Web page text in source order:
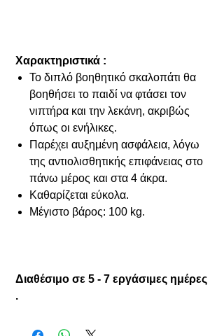
Χαρακτηριστικά :
Το διπλό βοηθητικό σκαλοπάτι θα
βοηθήσει το παιδί να φτάσει τον
νιπτήρα και την λεκάνη, ακριβώς
όπως οι ενήλικες.
Παρέχει αυξημένη ασφάλεια, λόγω
της αντιολισθητικής επιφάνειας στο
πάνω μέρος και στα 4 άκρα.
Καθαρίζεται εύκολα.
Μέγιστο βάρος: 100 kg.
Διαθέσιμο σε 5 - 7 εργάσιμες ημέρες
.